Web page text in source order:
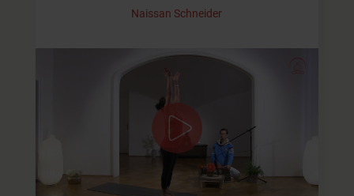
Naissan Schneider
In diesem Video fließen wir durch den Sonnengruß,
musikalisch begleitet von Sundaram. Die Verbindung aus
Asana-Praxis und Mantra-Gesang hat für mich immer
einen ganz…